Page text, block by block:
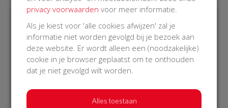
€ 405
Afgeschermd
06 Nov 2018
€ 20
FHM
privacy voorwaarden voor meer informatie.
Als je kiest voor 'alle cookies afwijzen' zal je
informatie niet worden gevolgd bij je bezoek aan
deze website. Er wordt alleen een (noodzakelijke)
cookie in je browser geplaatst om te onthouden
dat je niet gevolgd wilt worden.
Alles toestaan